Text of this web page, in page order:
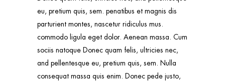
eu, pretium quis, sem. penatibus et magnis dis
parturient montes, nascetur ridiculus mus.
commodo ligula eget dolor. Aenean massa. Cum
sociis natoque Donec quam felis, ultricies nec,
and pellentesque eu, pretium quis, sem. Nulla
consequat massa quis enim. Donec pede justo,